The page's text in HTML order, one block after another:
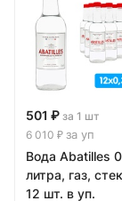
501 ₽ за 1 шт
6 010 ₽ за уп
Вода Abatilles
литра, газ,
12 шт. в уп.